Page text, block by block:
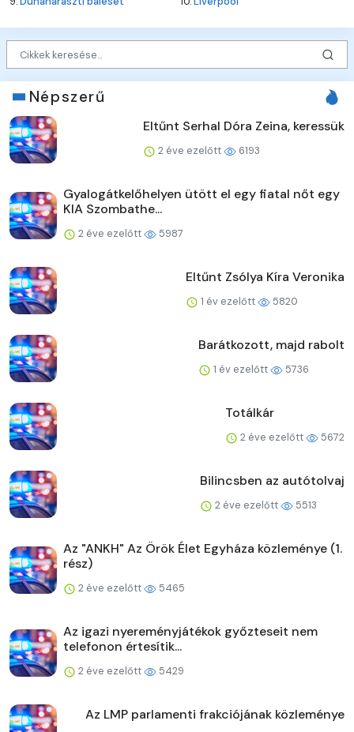
Népszerű
Eltűnt Serhal Dóra Zeina, keressük
2 éve ezelőtt 6193
Gyalogátkelőhelyen ütött el egy fiatal nőt egy
KIA Szombathe...
2 éve ezelőtt 5987
Eltűnt Zsólya Kíra Veronika
1 év ezelőtt 5820
Barátkozott, majd rabolt
1 év ezelőtt 5736
Totálkár
2 éve ezelőtt 5672
Bilincsben az autótolvaj
2 éve ezelőtt 5513
Az "ANKH" Az Örök Élet Egyháza közleménye (1.
rész)
2 éve ezelőtt 5465
Az igazi nyereményjátékok győzteseit nem
telefonon értesítik...
2 éve ezelőtt 5429
Az LMP parlamenti frakciójának közleménye